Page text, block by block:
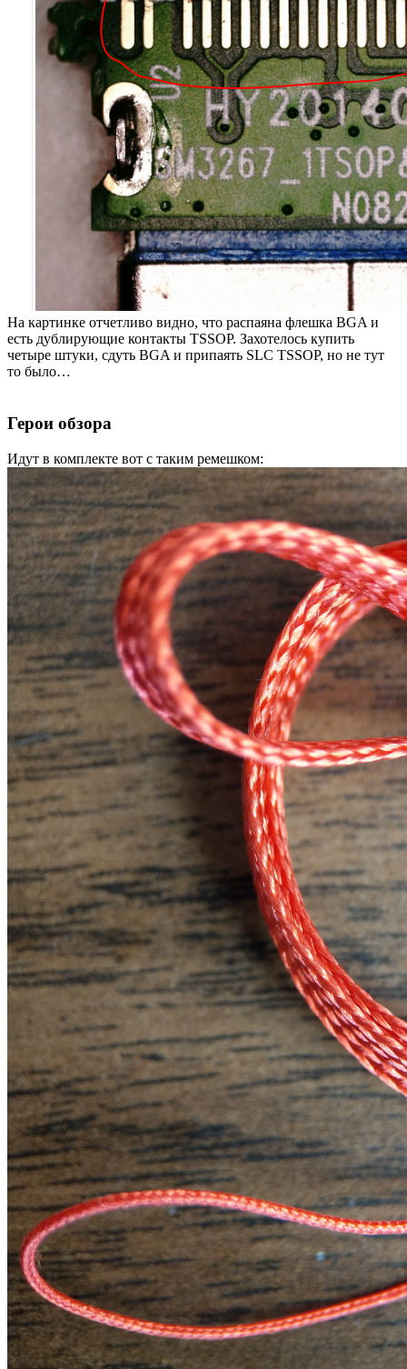
На картинке отчетливо видно, что распаяна флешка BGA и
есть дублирующие контакты TSSOP. Захотелось купить
четыре штуки, сдуть BGA и припаять SLC TSSOP, но не тут
то было…
Герои обзора
Идут в комплекте вот с таким ремешком: